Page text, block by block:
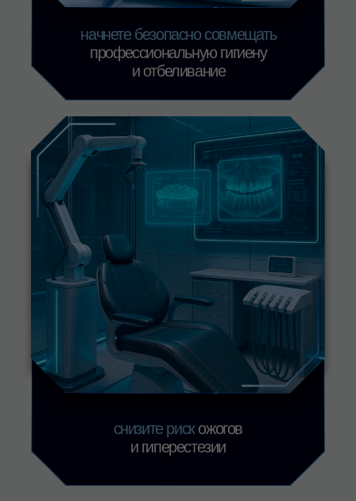
КОНТАКТЫ
Остались вопросы?
Напишите в наш бот, и он поможет вам
разобраться